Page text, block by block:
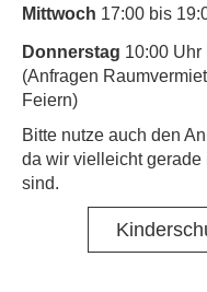
Mittwoch 17:00 bis
Donnerstag 10:00 Uhr
(Anfragen
Feiern)
​Bitte nutze auch den
da wir vielleicht gerade
sind.